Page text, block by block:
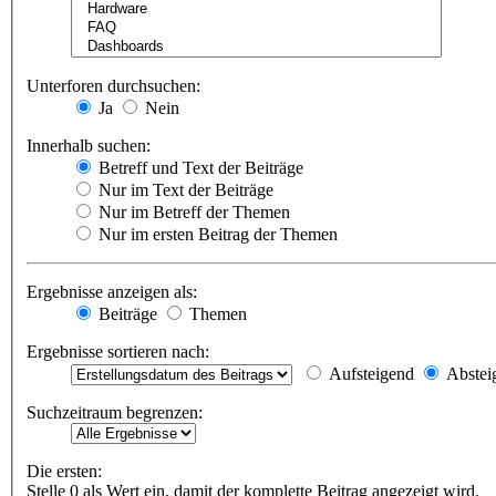
Unterforen durchsuchen:
Ja
Nein
Innerhalb suchen:
Betreff und Text der Beiträge
Nur im Text der Beiträge
Nur im Betreff der Themen
Nur im ersten Beitrag der Themen
Ergebnisse anzeigen als:
Beiträge
Themen
Ergebnisse sortieren nach:
Aufsteigend
Suchzeitraum begrenzen:
Die ersten:
Stelle 0 als Wert ein, damit der komplette Beitrag angezeigt wird.